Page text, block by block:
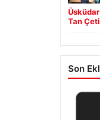
Tan
Son